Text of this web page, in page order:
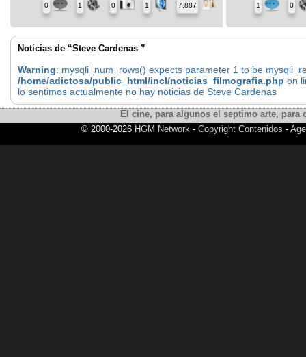
0 1 0 1 7,887 1 0
Noticias de “Steve Cardenas ”
Warning: mysqli_num_rows() expects parameter 1 to be
/home/adictosa/public_html/incl/noticias_filmografia.php on
lo sentimos actualmente no hay noticias de Steve Cardenas
El cine, para algunos el septimo arte,
© 2000-2026 HGM Network- Copyright Contenidos -